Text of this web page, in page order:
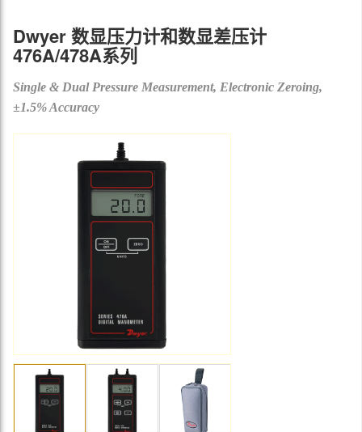
Dwyer 数显压力计和数显差压计
476A/478A系列
Single & Dual Pressure Measurement, Electronic Zeroing,
±1.5% Accuracy